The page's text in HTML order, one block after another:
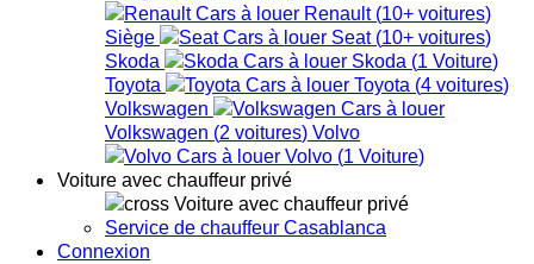
Renault (10+ voitures)
Siège
Seat (10+ voitures)
Skoda
Skoda (1 Voiture)
Toyota
Toyota (4 voitures)
Volkswagen
Volkswagen (2 voitures) Volvo
Volvo (1 Voiture)
Voiture avec chauffeur privé
Voiture avec chauffeur privé
Service de chauffeur Casablanca
Connexion